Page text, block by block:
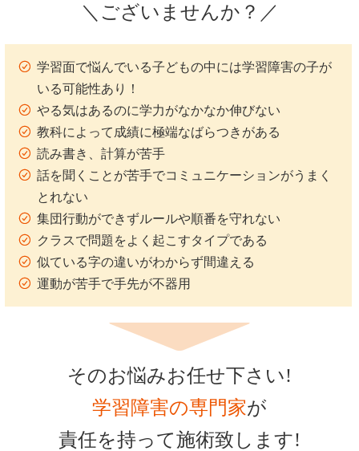
＼ございませんか？／
学習面で悩んでいる子どもの中には学習障害の子が
いる可能性あり！
やる気はあるのに学力がなかなか伸びない
教科によって成績に極端なばらつきがある
読み書き、計算が苦手
話を聞くことが苦手でコミュニケーションがうまく
とれない
集団行動ができずルールや順番を守れない
クラスで問題をよく起こすタイプである
似ている字の違いがわからず間違える
運動が苦手で手先が不器用
そのお悩みお任せ下さい!
学習障害の専門家が
責任を持って施術致します!